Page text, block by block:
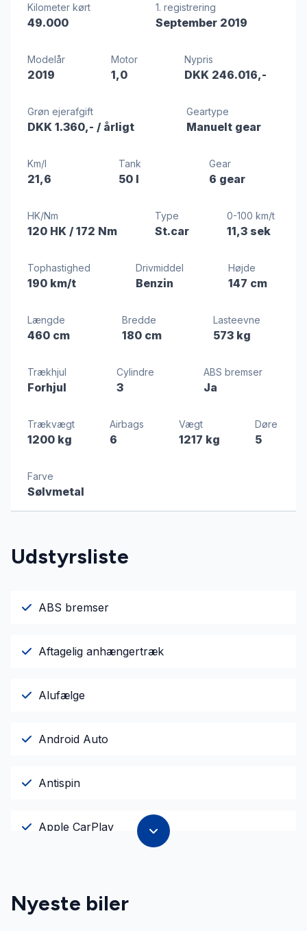
Kilometer kørt
49.000
1. registrering
September 2019
Modelår
2019
Motor
1,0
Nypris
DKK 246.016,-
Grøn ejerafgift
DKK 1.360,- / årligt
Geartype
Manuelt gear
Km/l
21,6
Tank
50 l
Gear
6 gear
HK/Nm
120 HK / 172 Nm
Type
St.car
0-100 km/t
11,3 sek
Tophastighed
190 km/t
Drivmiddel
Benzin
Højde
147 cm
Længde
460 cm
Bredde
180 cm
Lasteevne
573 kg
Trækhjul
Forhjul
Cylindre
3
ABS bremser
Ja
Trækvægt
1200 kg
Airbags
6
Vægt
1217 kg
Døre
5
Farve
Sølvmetal
Udstyrsliste
ABS bremser
Aftagelig anhængertræk
Alufælge
Android Auto
Antispin
Apple CarPlay
Auto. start/stop
Nyeste biler